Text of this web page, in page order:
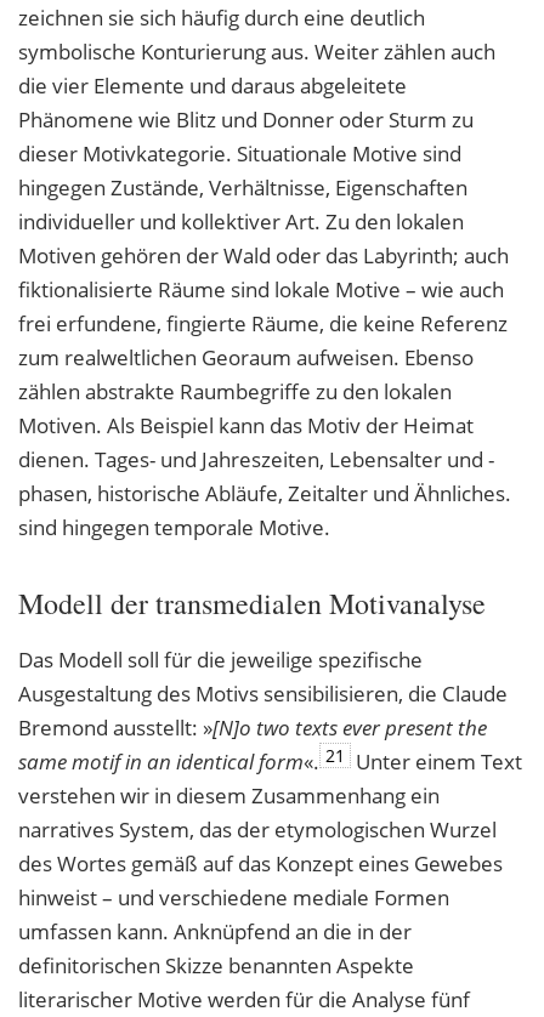
zeichnen sie sich häufig durch eine deutlich
symbolische Konturierung aus. Weiter zählen auch
die vier Elemente und daraus abgeleitete
Phänomene wie Blitz und Donner oder Sturm zu
dieser Motivkategorie. Situationale Motive sind
hingegen Zustände, Verhältnisse, Eigenschaften
individueller und kollektiver Art. Zu den lokalen
Motiven gehören der Wald oder das Labyrinth; auch
fiktionalisierte Räume sind lokale Motive – wie auch
frei erfundene, fingierte Räume, die keine Referenz
zum realweltlichen Georaum aufweisen. Ebenso
zählen abstrakte Raumbegriffe zu den lokalen
Motiven. Als Beispiel kann das Motiv der Heimat
dienen. Tages- und Jahreszeiten, Lebensalter und -
phasen, historische Abläufe, Zeitalter und Ähnliches.
sind hingegen temporale Motive.
Modell der transmedialen Motivanalyse
Das Modell soll für die jeweilige spezifische
Ausgestaltung des Motivs sensibilisieren, die Claude
Bremond ausstellt: »[N]o two texts ever present the
same motif in an identicalform«. 21
Unter einem Text
verstehen wir in diesem Zusammenhang ein
narratives System, das der etymologischen Wurzel
des Wortes gemäß auf das Konzept eines Gewebes
hinweist – und verschiedene mediale Formen
umfassen kann. Anknüpfend an die in der
definitorischen Skizze benannten Aspekte
literarischer Motive werden für die Analyse fünf